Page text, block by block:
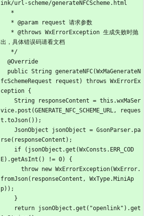
ink/url-scheme/generateNFCScheme.html
   *
   * @param request 请求参数
出，具体错误码请看文档
   */
  @Override
fcSchemeRequest request) throws WxErrorEx
ception {
vice.post(GENERATE_NFC_SCHEME_URL, reques
t.toJson());
rse(responseContent);
E).getAsInt() != 0) {
fromJson(responseContent, WxType.MiniAp
p));
    }